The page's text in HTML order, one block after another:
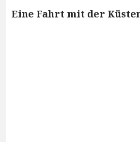
Eine Fahrt mit der